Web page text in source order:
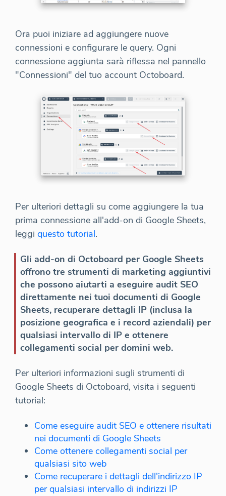
Ora puoi iniziare ad aggiungere nuove
connessioni e configurare le query. Ogni
connessione aggiunta sarà riflessa nel pannello
"Connessioni" del tuo account Octoboard.
Per ulteriori dettagli su come aggiungere la tua
prima connessione all'add-on di Google Sheets,
leggi questo tutorial.
Gli add-on di Octoboard per Google Sheets
offrono tre strumenti di marketing aggiuntivi
che possono aiutarti a eseguire audit SEO
direttamente nei tuoi documenti di Google
Sheets, recuperare dettagli IP (inclusa la
posizione geografica e i record aziendali) per
qualsiasi intervallo di IP e ottenere
collegamenti social per domini web.
Per ulteriori informazioni sugli strumenti di
Google Sheets di Octoboard, visita i seguenti
tutorial:
Come eseguire audit SEO e ottenere risultati
nei documenti di Google Sheets
Come ottenere collegamenti social per
qualsiasi sito web
Come recuperare i dettagli dell'indirizzo IP
per qualsiasi intervallo di indirizzi IP